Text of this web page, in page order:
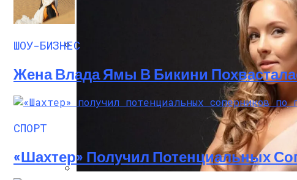
В Киеве Ночью Сгорело Заброшенное Здание
ШОУ-БИЗНЕС
Жена Влада Ямы В Бикини
СПОРТ
«Шахтер» Получил Потенциальных